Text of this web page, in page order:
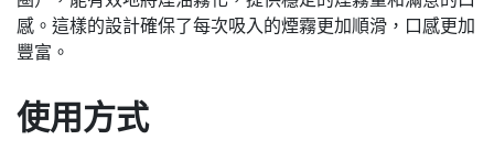
感。這樣的設計確保了每次吸入的煙霧更加順滑，口感更加
豐富。
使用方式